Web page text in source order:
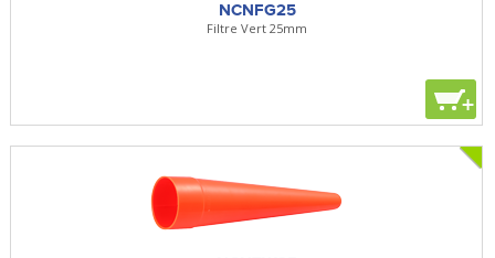
NCNFG25
Filtre Vert 25mm
+